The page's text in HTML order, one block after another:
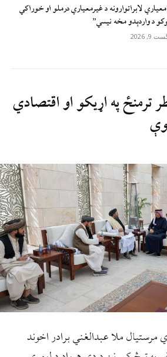
لابراتوارونه د غیرمعیاري درملو او خوراکي
د واردېدو مخه نیسي”
9, 2026
ترمنځ په اړيکو او اقتصادي
مرستيال ملا عبدالغني برادر اخوند